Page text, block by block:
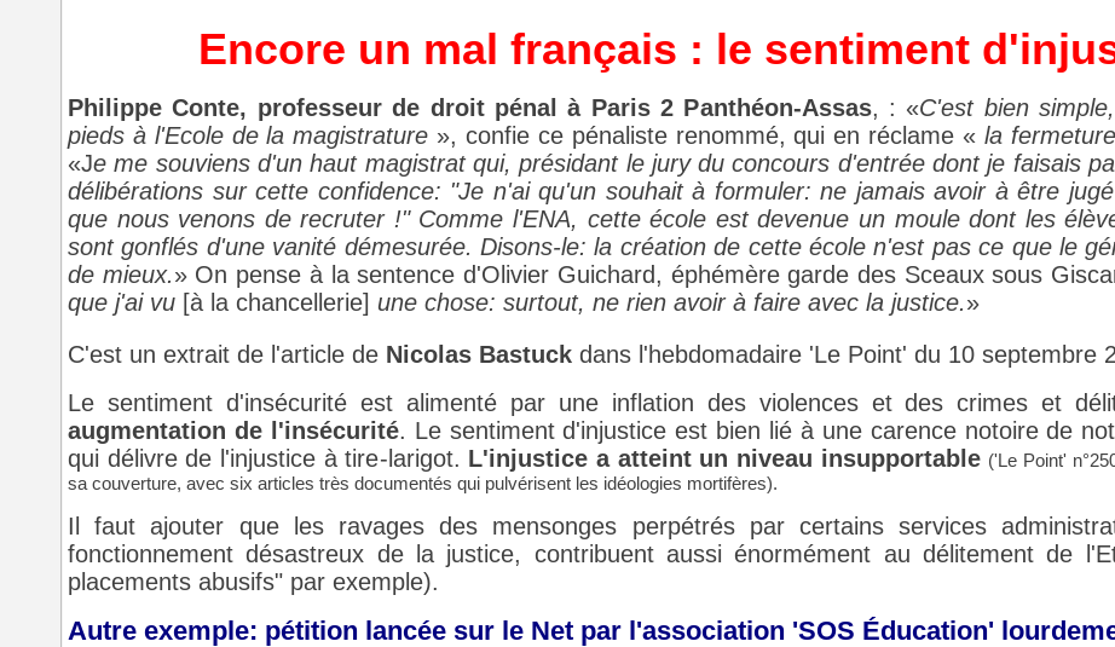
Encore un mal français : le sentiment
Philippe Conte, professeur de droit pénal à Paris 2 Panthéon-Assas, : «C'est bien
pieds à l'Ecole de la magistrature », confie ce pénaliste renommé, qui en réclame « la
«Je me souviens d'un haut magistrat qui, présidant le jury du concours d'entrée dont je faisais
délibérations sur cette confidence: "Je n'ai qu'un souhait à formuler: ne jamais avoir à être
que nous venons de recruter !" Comme l'ENA, cette école est devenue un moule dont les
sont gonflés d'une vanité démesurée. Disons-le: la création de cette école n'est pas ce que le
de mieux.» On pense à la sentence d'Olivier Guichard, éphémère garde des Sceaux sous
que j'ai vu [à la chancellerie] une chose: surtout, ne rien avoir à faire avec la justice.»
C'est un extrait de l'article de Nicolas Bastuck dans l'hebdomadaire 'Le Point' du 10 septembre
Le sentiment d'insécurité est alimenté par une inflation des violences et des crimes et
augmentation de l'insécurité. Le sentiment d'injustice est bien lié à une carence notoire de
qui délivre de l'injustice à tire-larigot. L'injustice a atteint un niveau insupportable ('Le Point'
sa couverture, avec six articles très documentés qui pulvérisent les idéologies mortifères).
Il faut ajouter que les ravages des mensonges perpétrés par certains services
fonctionnement désastreux de la justice, contribuent aussi énormément au délitement de
placements abusifs" par exemple).
Autre exemple: pétition lancée sur le Net par l'association 'SOS Éducation'